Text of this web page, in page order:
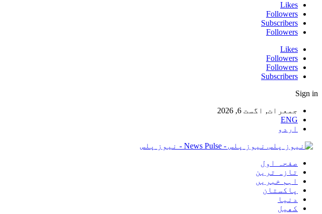
Likes
Followers
Subscribers
Followers
Likes
Followers
Followers
Subscribers
Sign in
جمعرات, اگست 6, 2026
ENG
اردو
نیوز پلس - News Pulse - نیوز پلس
صفحہ اول
تازہ ترین
اہم خبریں
پاکستان
دنیا
کھیل